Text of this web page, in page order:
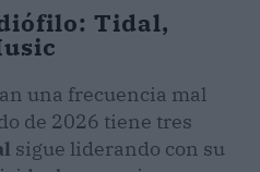
Tidal,
una frecuencia mal
de 2026 tiene tres
sigue liderando con su